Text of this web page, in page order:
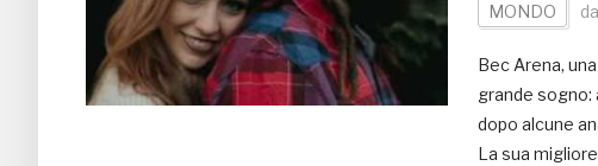
MONDO da
Bec Arena,
grande sogno:
dopo alcune
La sua